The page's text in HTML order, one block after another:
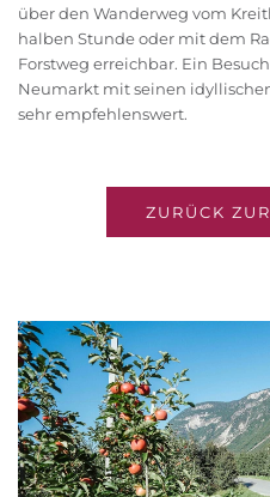
über den Wanderweg vom
halben Stunde oder mit dem
Forstweg erreichbar. Ein
Neumarkt mit seinen
sehr empfehlenswert.
ZURÜCK